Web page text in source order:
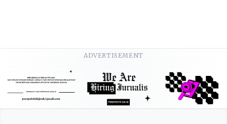
ADVERTISEMENT